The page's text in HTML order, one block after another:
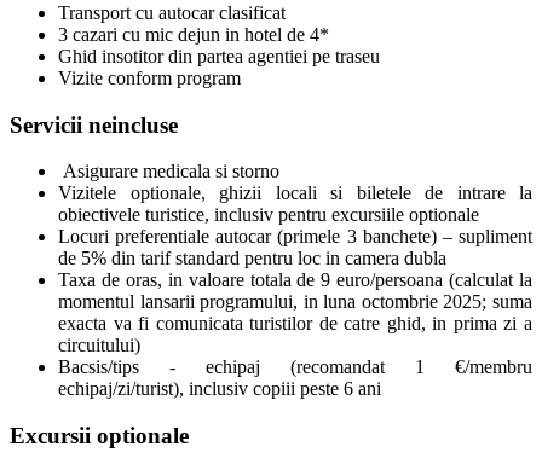
Transport cu autocar clasificat
3 cazari cu mic dejun in hotel de 4*
Ghid insotitor din partea agentiei pe traseu
Vizite conform program
Servicii neincluse
Asigurare medicala si storno
Vizitele optionale, ghizii locali si biletele de intrare la
obiectivele turistice, inclusiv pentru excursiile optionale
Locuri preferentiale autocar (primele 3 banchete) – supliment
de 5% din tarif standard pentru loc in camera dubla
Taxa de oras, in valoare totala de 9 euro/persoana (calculat la
momentul lansarii programului, in luna octombrie 2025; suma
exacta va fi comunicata turistilor de catre ghid, in prima zi a
circuitului)
Bacsis/tips - echipaj (recomandat 1 €/membru
echipaj/zi/turist), inclusiv copiii peste 6 ani
Excursii optionale